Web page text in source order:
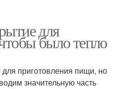
для
было тепло
для приготовления пищи, но
значительную часть